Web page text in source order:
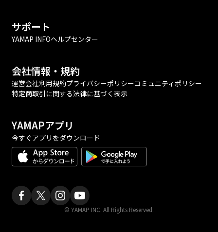
サポート
YAMAP INFOヘルプセンター
会社情報・規約
運営会社利用規約プライバシーポリシーコミュニティポリシー
特定商取引に関する法律に基づく表示
YAMAPアプリ
今すぐアプリをダウンロード
© YAMAP INC. All Rights Reserved.